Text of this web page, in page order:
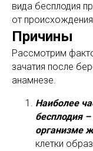
вида бесплодия
от
Причины
Рассмотрим
зачатия после
анамнезе.
Наиболее
бесплодия
организме
клетки